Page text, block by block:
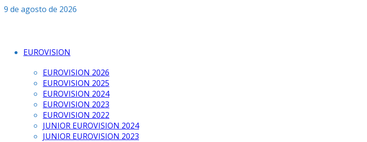
Saltar
9 de agosto de 2026
EUROVISION
EUROVISION 2026
EUROVISION 2025
EUROVISION 2024
EUROVISION 2023
EUROVISION 2022
JUNIOR EUROVISION 2024
JUNIOR EUROVISION 2023